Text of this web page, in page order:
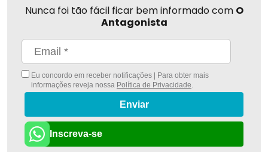
Nunca foi tão fácil ficar bem informado com O
Antagonista
Eu concordo em receber notificações | Para obter mais
informações reveja nossa Política de Privacidade.
Enviar
Inscreva-se